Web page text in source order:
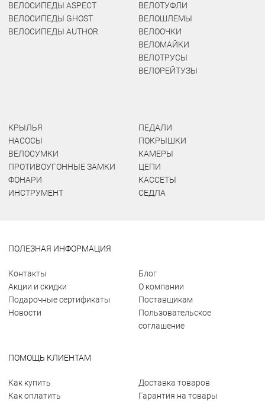
ВЕЛОСИПЕДЫ ASPECT
ВЕЛОСИПЕДЫ GHOST
ВЕЛОСИПЕДЫ AUTHOR
ВЕЛОТУФЛИ
ВЕЛОШЛЕМЫ
ВЕЛООЧКИ
ВЕЛОМАЙКИ
ВЕЛОТРУСЫ
ВЕЛОРЕЙТУЗЫ
КРЫЛЬЯ
НАСОСЫ
ВЕЛОСУМКИ
ПРОТИВОУГОННЫЕ ЗАМКИ
ФОНАРИ
ИНСТРУМЕНТ
ПЕДАЛИ
ПОКРЫШКИ
КАМЕРЫ
ЦЕПИ
КАССЕТЫ
СЕДЛА
ПОЛЕЗНАЯ ИНФОРМАЦИЯ
Контакты
Акции и скидки
Подарочные сертификаты
Новости
Блог
О компании
Поставщикам
Пользовательское
соглашение
ПОМОЩЬ КЛИЕНТАМ
Как купить
Как оплатить
Доставка товаров
Гарантия на товары